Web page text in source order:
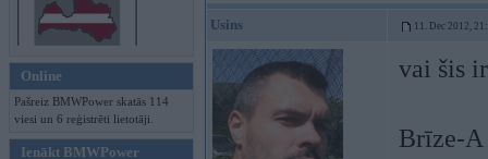
Online
Pašreiz BMWPower skatās 114
viesi un 6 reģistrēti lietotāji.
Ienākt BMWPower
Usins 11. Dec 2012,
vai šis
Brīze-A